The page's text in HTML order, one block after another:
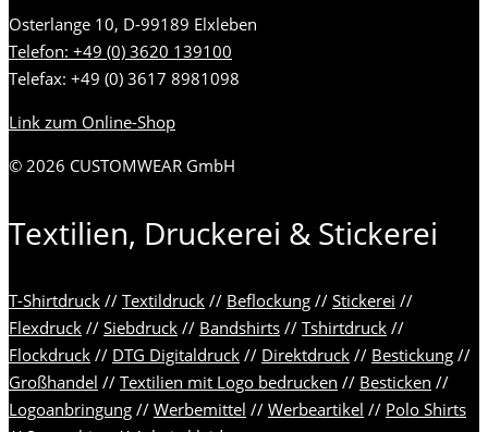
Osterlange 10, D-99189 Elxleben
Telefon: +49 (0) 3620 139100
Telefax: +49 (0) 3617 8981098
Link zum Online-Shop
© 2026 CUSTOMWEAR GmbH
Textilien, Druckerei & Stickerei
T-Shirtdruck // Textildruck // Beflockung // Stickerei //
Flexdruck // Siebdruck // Bandshirts // Tshirtdruck //
Flockdruck // DTG Digitaldruck // Direktdruck // Bestickung //
Großhandel // Textilien mit Logo bedrucken // Besticken //
Logoanbringung // Werbemittel // Werbeartikel // Polo Shirts